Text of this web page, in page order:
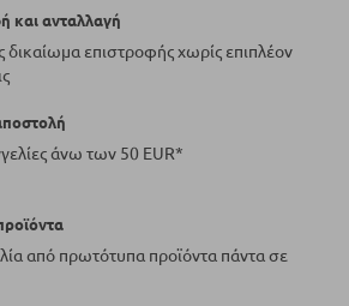
και ανταλλαγή
δικαίωμα επιστροφής χωρίς επιπλέον
άνω των 50 EUR*
από πρωτότυπα προϊόντα πάντα σε